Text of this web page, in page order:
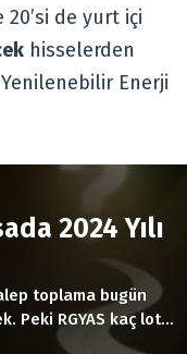
de yurt içi
hisselerden
Enerji
2024 Yılı
toplama bugün
Peki RGYAS kaç lot